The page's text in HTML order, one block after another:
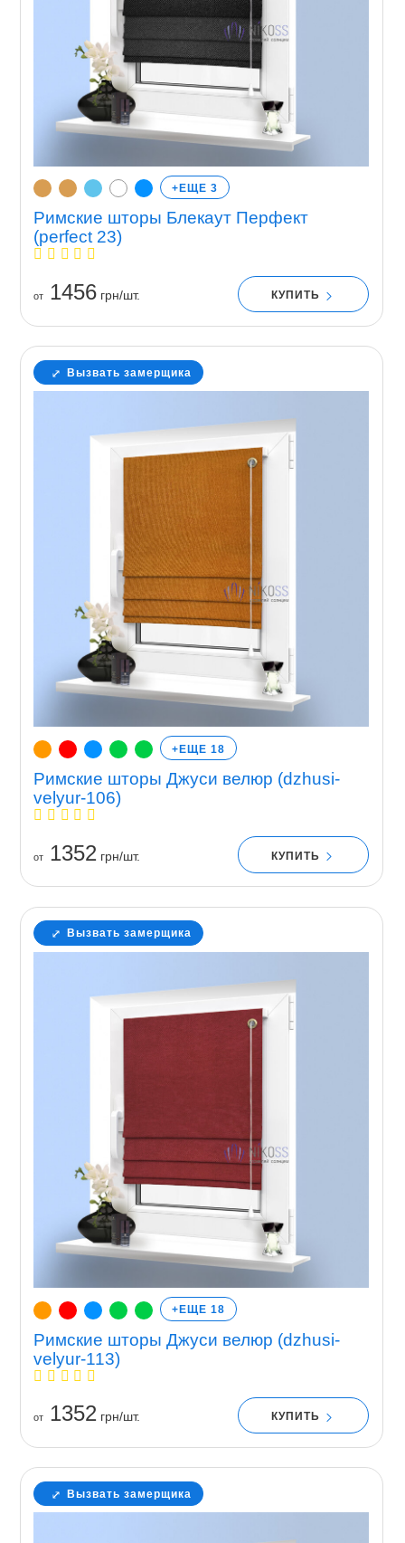
+ЕЩЕ 3
Римские шторы Блекаут Перфект
(perfect 23)
от1456грн/шт. КУПИТЬ
Вызвать замерщика
+ЕЩЕ 18
Римские шторы Джуси велюр (dzhusi-
velyur-106)
от1352 грн/шт. КУПИТЬ
Вызвать замерщика
+ЕЩЕ 18
Римские шторы Джуси велюр (dzhusi-
velyur-113)
от1352 грн/шт. КУПИТЬ
Вызвать замерщика